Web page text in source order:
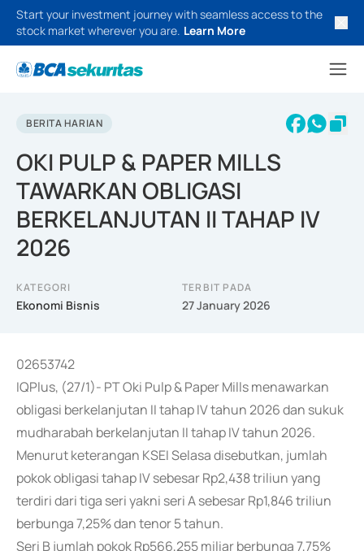
Start your investment journey with seamless access to the
stock market wherever you are. Learn More
BERITA HARIAN
OKI PULP & PAPER MILLS
TAWARKAN OBLIGASI
BERKELANJUTAN II TAHAP IV
2026
KATEGORI
Ekonomi Bisnis
TERBIT PADA
27 January 2026
02653742
IQPlus, (27/1)- PT Oki Pulp & Paper Mills menawarkan
obligasi berkelanjutan II tahap IV tahun 2026 dan sukuk
mudharabah berkelanjutan II tahap IV tahun 2026.
Menurut keterangan KSEI Selasa disebutkan, jumlah
pokok obligasi tahap IV sebesar Rp2,438 triliun yang
terdiri dari tiga seri yakni seri A sebesar Rp1,846 triliun
berbunga 7,25% dan tenor 5 tahun.
Seri B jumlah pokok Rp566,255 miliar berbunga 7,75%